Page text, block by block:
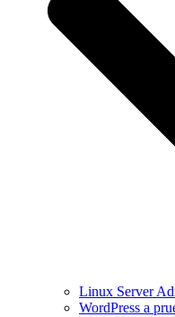
Linux Server
WordPress a